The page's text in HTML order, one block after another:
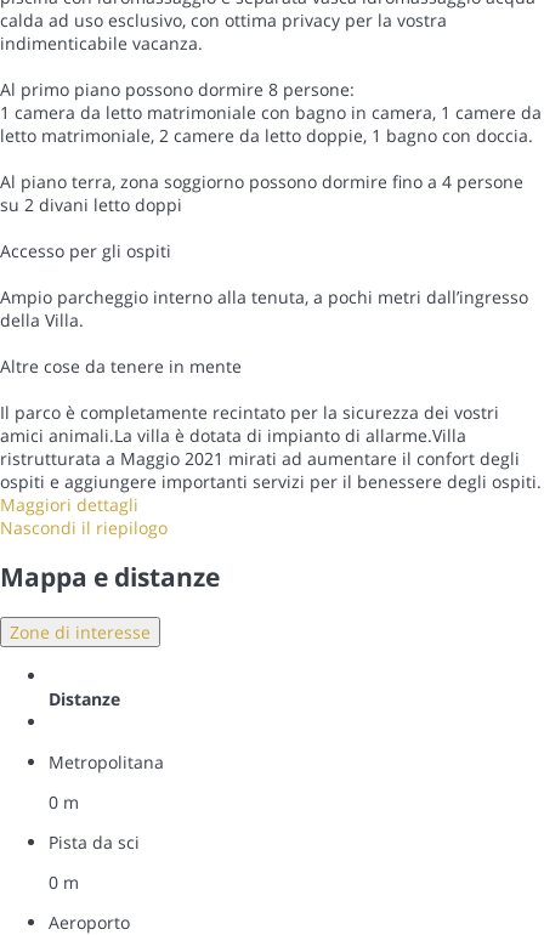
calda ad uso esclusivo, con ottima privacy per la vostra
indimenticabile vacanza.
Al primo piano possono dormire 8 persone:
1 camera da letto matrimoniale con bagno in camera, 1 camere da
letto matrimoniale, 2 camere da letto doppie, 1 bagno con doccia.
Al piano terra, zona soggiorno possono dormire fino a 4 persone
su 2 divani letto doppi
Accesso per gli ospiti
Ampio parcheggio interno alla tenuta, a pochi metri dall’ingresso
della Villa.
Altre cose da tenere in mente
Il parco è completamente recintato per la sicurezza dei vostri
amici animali.La villa è dotata di impianto di allarme.Villa
ristrutturata a Maggio 2021 mirati ad aumentare il confort degli
ospiti e aggiungere importanti servizi per il benessere degli ospiti.
Maggiori dettagli
Nascondi il riepilogo
Mappa e distanze
Zone di interesse
Distanze
Metropolitana
0 m
Pista da sci
0 m
Aeroporto